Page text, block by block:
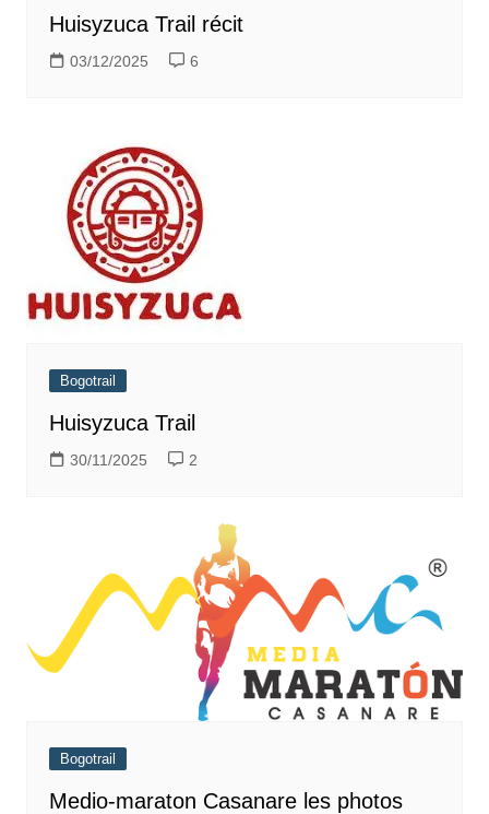
Huisyzuca Trail récit
03/12/2025 6
Bogotrail
Huisyzuca Trail
30/11/2025 2
Bogotrail
Medio-maraton Casanare les photos